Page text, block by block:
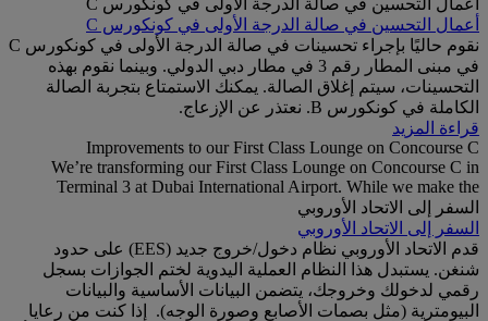
أعمال التحسين في صالة الدرجة الأولى في كونكورس C
أعمال التحسين في صالة الدرجة الأولى في كونكورس C
نقوم حاليًا بإجراء تحسينات في صالة الدرجة الأولى في كونكورس C
في مبنى المطار رقم 3 في مطار دبي الدولي. وبينما نقوم بهذه
التحسينات، سيتم إغلاق الصالة. يمكنك الاستمتاع بتجربة الصالة
الكاملة في كونكورس B. نعتذر عن الإزعاج.
قراءة المزيد
Improvements to our First Class Lounge on Concourse C
We’re transforming our First Class Lounge on Concourse C in
Terminal 3 at Dubai International Airport. While we make the
السفر إلى الاتحاد الأوروبي
السفر إلى الاتحاد الأوروبي
قدم الاتحاد الأوروبي نظام دخول/خروج جديد (EES) على حدود
شنغن. يستبدل هذا النظام العملية اليدوية لختم الجوازات بسجل
رقمي لدخولك وخروجك، يتضمن البيانات الأساسية والبيانات
البيومترية (مثل بصمات الأصابع وصورة الوجه). إذا كنت من رعايا